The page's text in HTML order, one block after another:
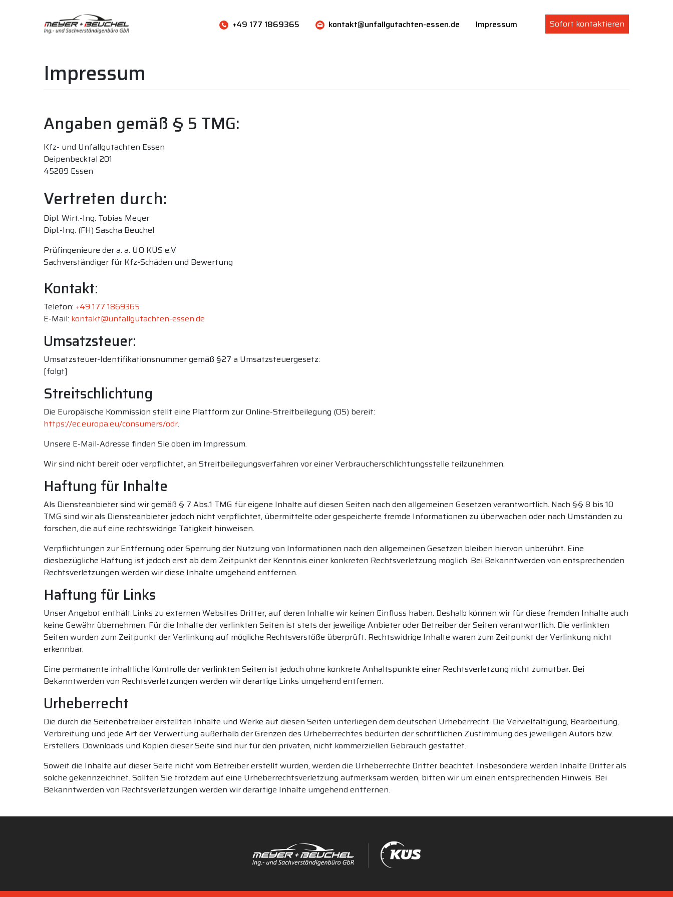
+49 177 1869365 kontakt@unfallgutachten-essen.de Impressum Sofort kontaktieren
Impressum
Angaben gemäß § 5 TMG:
Kfz- und Unfallgutachten Essen
Deipenbecktal 201
45289 Essen
Vertreten durch:
Dipl. Wirt.-Ing. Tobias Meyer
Dipl.-Ing. (FH) Sascha Beuchel
Prüfingenieure der a. a. ÜO KÜS e.V
Sachverständiger für Kfz-Schäden und Bewertung
Kontakt:
Telefon: +49 177 1869365
E-Mail: kontakt@unfallgutachten-essen.de
Umsatzsteuer:
Umsatzsteuer-Identifikationsnummer gemäß §27 a Umsatzsteuergesetz:
[folgt]
Streitschlichtung
Die Europäische Kommission stellt eine Plattform zur Online-Streitbeilegung (OS) bereit:
https://ec.europa.eu/consumers/odr.
Unsere E-Mail-Adresse finden Sie oben im Impressum.
Wir sind nicht bereit oder verpflichtet, an Streitbeilegungsverfahren vor einer Verbraucherschlichtungsstelle teilzunehmen.
Haftung für Inhalte
Als Diensteanbieter sind wir gemäß § 7 Abs.1 TMG für eigene Inhalte auf diesen Seiten nach den allgemeinen Gesetzen verantwortlich. Nach §§ 8 bis 10
TMG sind wir als Diensteanbieter jedoch nicht verpflichtet, übermittelte oder gespeicherte fremde Informationen zu überwachen oder nach Umständen zu
forschen, die auf eine rechtswidrige Tätigkeit hinweisen.
Verpflichtungen zur Entfernung oder Sperrung der Nutzung von Informationen nach den allgemeinen Gesetzen bleiben hiervon unberührt. Eine
diesbezügliche Haftung ist jedoch erst ab dem Zeitpunkt der Kenntnis einer konkreten Rechtsverletzung möglich. Bei Bekanntwerden von entsprechenden
Rechtsverletzungen werden wir diese Inhalte umgehend entfernen.
Haftung für Links
Unser Angebot enthält Links zu externen Websites Dritter, auf deren Inhalte wir keinen Einfluss haben. Deshalb können wir für diese fremden Inhalte auch
keine Gewähr übernehmen. Für die Inhalte der verlinkten Seiten ist stets der jeweilige Anbieter oder Betreiber der Seiten verantwortlich. Die verlinkten
Seiten wurden zum Zeitpunkt der Verlinkung auf mögliche Rechtsverstöße überprüft. Rechtswidrige Inhalte waren zum Zeitpunkt der Verlinkung nicht
erkennbar.
Eine permanente inhaltliche Kontrolle der verlinkten Seiten ist jedoch ohne konkrete Anhaltspunkte einer Rechtsverletzung nicht zumutbar. Bei
Bekanntwerden von Rechtsverletzungen werden wir derartige Links umgehend entfernen.
Urheberrecht
Die durch die Seitenbetreiber erstellten Inhalte und Werke auf diesen Seiten unterliegen dem deutschen Urheberrecht. Die Vervielfältigung, Bearbeitung,
Verbreitung und jede Art der Verwertung außerhalb der Grenzen des Urheberrechtes bedürfen der schriftlichen Zustimmung des jeweiligen Autors bzw.
Erstellers. Downloads und Kopien dieser Seite sind nur für den privaten, nicht kommerziellen Gebrauch gestattet.
Soweit die Inhalte auf dieser Seite nicht vom Betreiber erstellt wurden, werden die Urheberrechte Dritter beachtet. Insbesondere werden Inhalte Dritter als
solche gekennzeichnet. Sollten Sie trotzdem auf eine Urheberrechtsverletzung aufmerksam werden, bitten wir um einen entsprechenden Hinweis. Bei
Bekanntwerden von Rechtsverletzungen werden wir derartige Inhalte umgehend entfernen.